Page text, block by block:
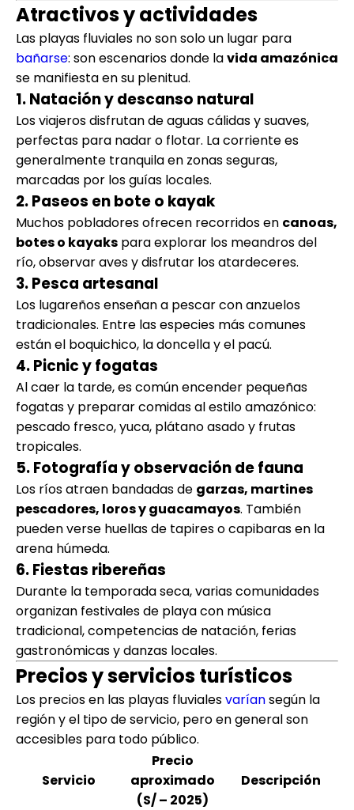
Atractivos y actividades
Las playas fluviales no son solo un lugar para
bañarse: son escenarios donde lavida amazónica
se manifiesta en su plenitud.
1. Natación y descanso natural
Los viajeros disfrutan de aguas cálidas y suaves,
perfectas para nadar o flotar. La corriente es
generalmente tranquila en zonas seguras,
marcadas por los guías locales.
2. Paseos en bote o kayak
Muchos pobladores ofrecen recorridos en canoas,
botes o kayaks para explorar los meandros del
río, observar aves y disfrutar los atardeceres.
3. Pesca artesanal
Los lugareños enseñan a pescar con anzuelos
tradicionales. Entre las especies más comunes
están el boquichico, la doncella y el pacú.
4. Picnic y fogatas
Al caer la tarde, es común encender pequeñas
fogatas y preparar comidas al estilo amazónico:
pescado fresco, yuca, plátano asado y frutas
tropicales.
5. Fotografía y observación de fauna
Los ríos atraen bandadas de garzas, martines
pescadores, loros y guacamayos. También
pueden verse huellas de tapires o capibaras en la
arena húmeda.
6. Fiestas ribereñas
Durante la temporada seca, varias comunidades
organizan festivales de playa con música
tradicional, competencias de natación, ferias
gastronómicas y danzas locales.
Precios y servicios turísticos
Los precios en las playas fluvialesvaríansegún la
región y el tipo de servicio, pero en general son
accesibles para todo público.
Servicio
Precio
aproximado
(S/ – 2025)
Descripción